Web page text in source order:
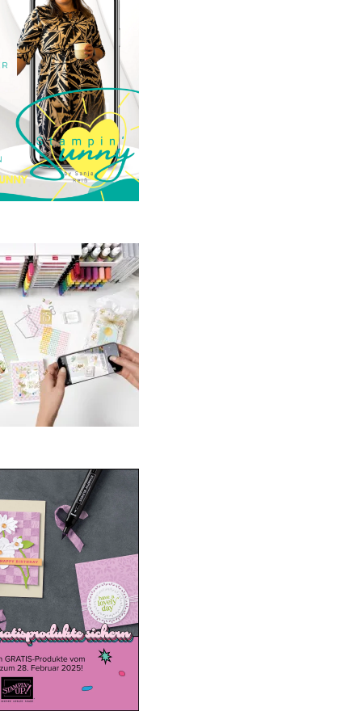
Januar 2025
NEU:
Club
Januar 2025
a-bration 2025
Januar 2025